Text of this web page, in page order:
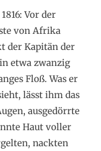
Vor der
von Afrika
der Kapitän der
etwa zwanzig
Floß. Was er
lässt ihm das
ausgedörrte
Haut voller
nackten